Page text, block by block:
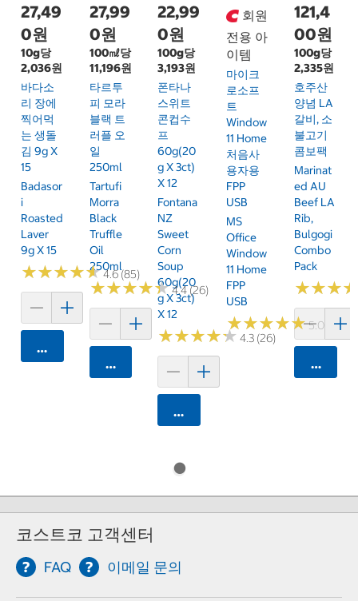
27,49
0원
10g당
2,036원
바다소
리 장에
찍어먹
는 생돌
김 9g X
15
Badasor
I
Roasted
Laver
9g X 15
★★★★★
★★★★★4.6 (85)
카트에 담기
27,99
0원
100㎖당
11,196원
타르투
피 모라
블랙 트
러플 오
일
250ml
Tartufi
Morra
Black
Truffle
Oil
250ml
★★★★★
★★★★★4.4 (26)
카트에 담기
22,99
0원
100g당
3,193원
폰타나
스위트
콘컵수
프
60g(20
G X 3ct)
X 12
Fontana
NZ
Sweet
Corn
Soup
60g(20
G X 3ct)
X 12
★★★★★
★★★★★4.3 (26)
카트에 담기
회원
전용 아
이템
마이크
로소프
트
Window
11 Home
처음사
용자용
FPP
USB
MS
Office
Window
11 Home
FPP
USB
★★★★★
★★★★★5.0 (2)
121,4
00원
100g당
2,335원
호주산
양념 LA
갈비, 소
불고기
콤보팩
Marinat
Ed AU
Beef LA
Rib,
Bulgogi
Combo
Pack
★★★
★★★
카트에
코스트코 고객센터
FAQ 이메일 문의